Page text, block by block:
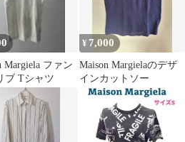
Margiela ファン
ブ Tシャツ
¥ 7,000
Maison Margielaのデザ
インカットソー